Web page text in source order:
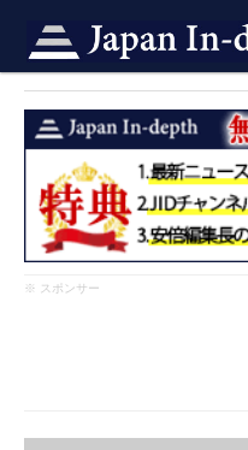
※ スポンサー